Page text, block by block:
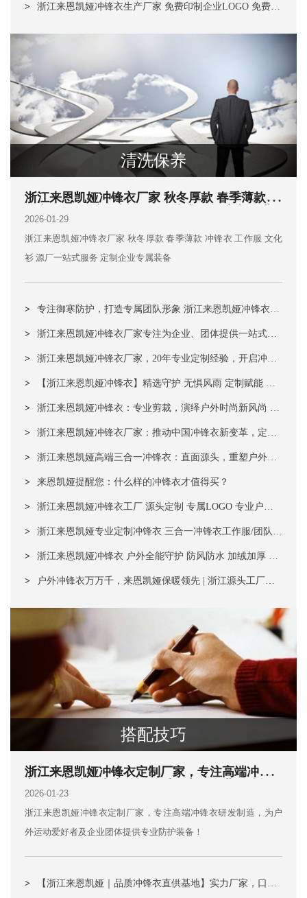
衣！
> 浙江来恩凯娅冲锋衣生产厂家 免费印制企业LOGO 免费邮
清洗保养
浙江来恩凯娅冲锋衣厂家 秋冬厚款 春季薄款 冲
专属装备
2026-01-29
浙江来恩凯娅冲锋衣厂家 秋冬厚款 春季薄款 冲锋衣 工作服 文化
衫 源厂一站式服务 定制企业专属装备
> 专注御寒防护，打造专属团队形象 浙江来恩凯娅冲锋衣厂
家｜秋冬品质装备定制专家
> 浙江来恩凯娅冲锋衣厂家专注为企业、团体提供一站式工
作服定制方案：
> 浙江来恩凯娅冲锋衣厂家，20年专业定制经验，开启冲锋
衣新概念​
> 【浙江来恩凯娅冲锋衣】精选守护 无惧风雨 定制赋能 专
属风范 经久洗涤不变形 企业LOGO为团队聚力！
> 浙江来恩凯娅冲锋衣：专业剪裁，演绎户外时尚新风尚 国
内知名品牌 实力工厂直供
> 浙江来恩凯娅冲锋衣厂家：推动中国冲锋衣新变革，定义
工装校服新标准！
> 浙江来恩凯娅高端三合一冲锋衣：直面源头，重塑户外防
护新标准 专业定制
> 来恩凯娅提醒您：什么样的冲锋衣才值得买？
> 浙江来恩凯娅冲锋衣工厂 源头定制 专属LOGO 专业户外
防护专家
> 浙江来恩凯娅专业定制冲锋衣 三合一冲锋衣工作服/团队户
外夹克 防风防水 全能御寒 打造企业移动名片！
> 浙江来恩凯娅冲锋衣 户外全能守护 防风防水 加绒加厚 三
合一全能款 秋冬御寒首选
> 户外冲锋衣万万千，来恩凯娅保暖领先 | 浙江源头工厂，
搭配技巧
浙江来恩凯娅冲锋衣定制厂家，专注高端冲锋
供专业防护装备
2026-01-23
浙江来恩凯娅冲锋衣定制厂家，专注高端冲锋衣研发制造，为户
外运动爱好者及企业团体提供专业防护装备！
> 【浙江来恩凯娅｜品质冲锋衣直供基地】实力厂家，口碑